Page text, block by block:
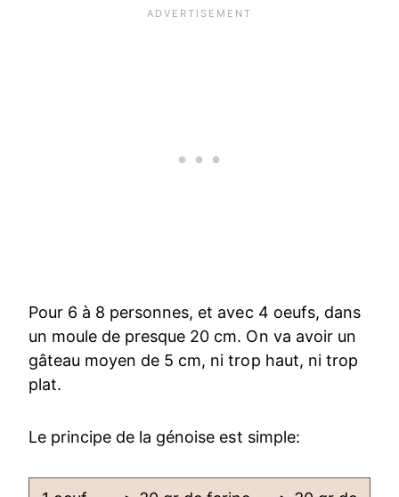
Pour 6 à 8 personnes, et avec 4 oeufs, dans
un moule de presque 20 cm. On va avoir un
gâteau moyen de 5 cm, ni trop haut, ni trop
plat.
Le principe de la génoise est simple: